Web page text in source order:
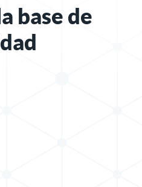
base de